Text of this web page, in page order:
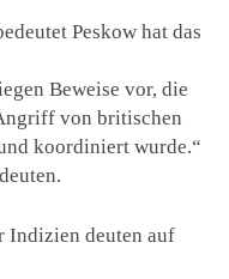
Peskow hat das
Beweise vor, die
von britischen
koordiniert wurde.“
Indizien deuten auf